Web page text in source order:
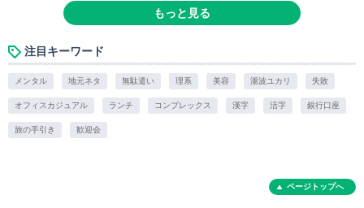
もっと見る
注目キーワード
メンタル 地元ネタ 無駄遣い 理系 美容 瀧波ユカリ 失敗
オフィスカジュアル ランチ コンプレックス 漢字 活字 銀行口座
旅の手引き 歓迎会
ページトップへ